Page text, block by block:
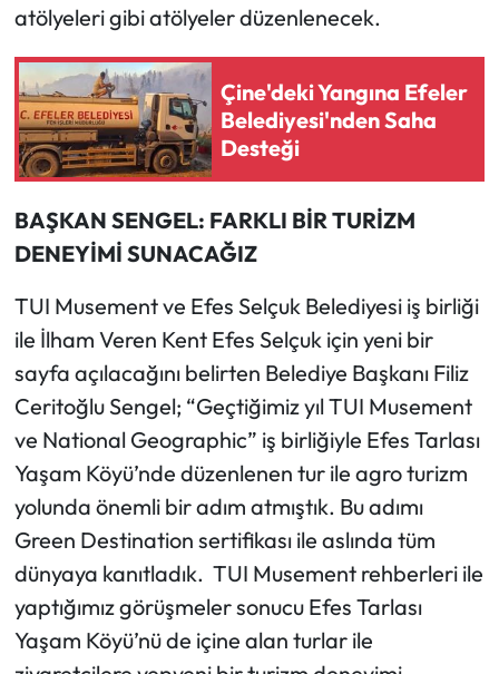
atölyeleri gibi atölyeler düzenlenecek.
Çine'deki Yangına Efeler
Belediyesi'nden Saha
Desteği
BAŞKAN SENGEL: FARKLI BİR TURİZM
DENEYİMİ SUNACAĞIZ
TUI Musement ve Efes Selçuk Belediyesi iş birliği
ile İlham Veren Kent Efes Selçuk için yeni bir
sayfa açılacağını belirten Belediye Başkanı Filiz
Ceritoğlu Sengel; “Geçtiğimiz yıl TUI Musement
ve National Geographic” iş birliğiyle Efes Tarlası
Yaşam Köyü’nde düzenlenen tur ile agro turizm
yolunda önemli bir adım atmıştık. Bu adımı
Green Destination sertifikası ile aslında tüm
dünyaya kanıtladık. TUI Musement rehberleri ile
yaptığımız görüşmeler sonucu Efes Tarlası
Yaşam Köyü’nü de içine alan turlar ile